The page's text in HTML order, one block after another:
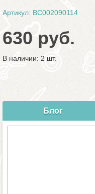
Артикул: BC002090114
630 руб.
В наличии: 2 шт.
Блог